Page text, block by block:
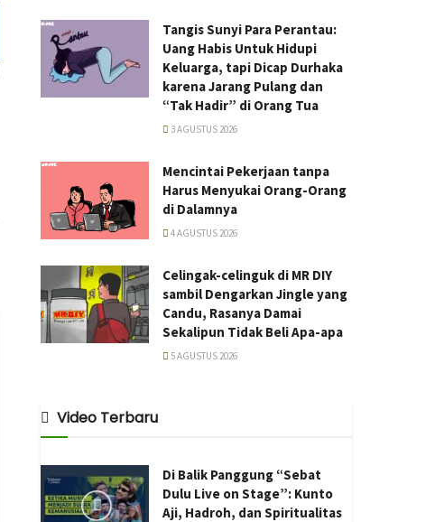
Tangis Sunyi Para Perantau:
Uang Habis Untuk Hidupi
Keluarga, tapi Dicap Durhaka
karena Jarang Pulang dan
“Tak Hadir” di Orang Tua
3 AGUSTUS 2026
Mencintai Pekerjaan tanpa
Harus Menyukai Orang-Orang
di Dalamnya
4 AGUSTUS 2026
Celingak-celinguk di MR DIY
sambil Dengarkan Jingle yang
Candu, Rasanya Damai
Sekalipun Tidak Beli Apa-apa
5 AGUSTUS 2026
Video Terbaru
Di Balik Panggung “Sebat
Dulu Live on Stage”: Kunto
Aji, Hadroh, dan Spiritualitas